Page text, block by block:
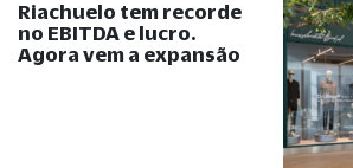
Riachuelo tem recorde
no EBITDA e lucro.
Agora vem a expansão